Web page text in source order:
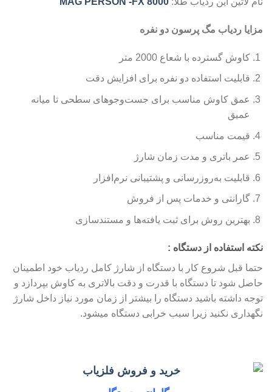
مزایا ردیاب مگ پرسون دو نفره
کاوش گسترده با شعاع 2000 متر
قابلیت استفاده دو نفره برای افزایش دقت
عمق کاوش مناسب برای جست‌وجوهای سطحی تا میانه
عمیق
قیمت مناسب
عمر باتری و مدت زمان شارژ
قابلیت به‌روزرسانی و پشتیبانی نرم‌افزار
گارانتی و خدمات پس از فروش
بهترین روش برای ثبت یافته‌ها و مستندسازی
نکته استفاده از دستگاه :
حتما قبل شروع کار با دستگاه از شارژ کامل ردیاب خود اطمینان
حاصل شود تا دستگاه با قدرت و دقت بالاتری به کاوش بپردازد و
توجه داشته باشید دستگاه را بیشتر از زمان مورد نیاز داخل شارژ
نگهداری نکنید زیرا سبب خرابی دستگاه میشود.